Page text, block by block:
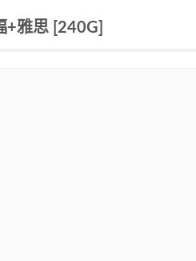
雅思 [240G]